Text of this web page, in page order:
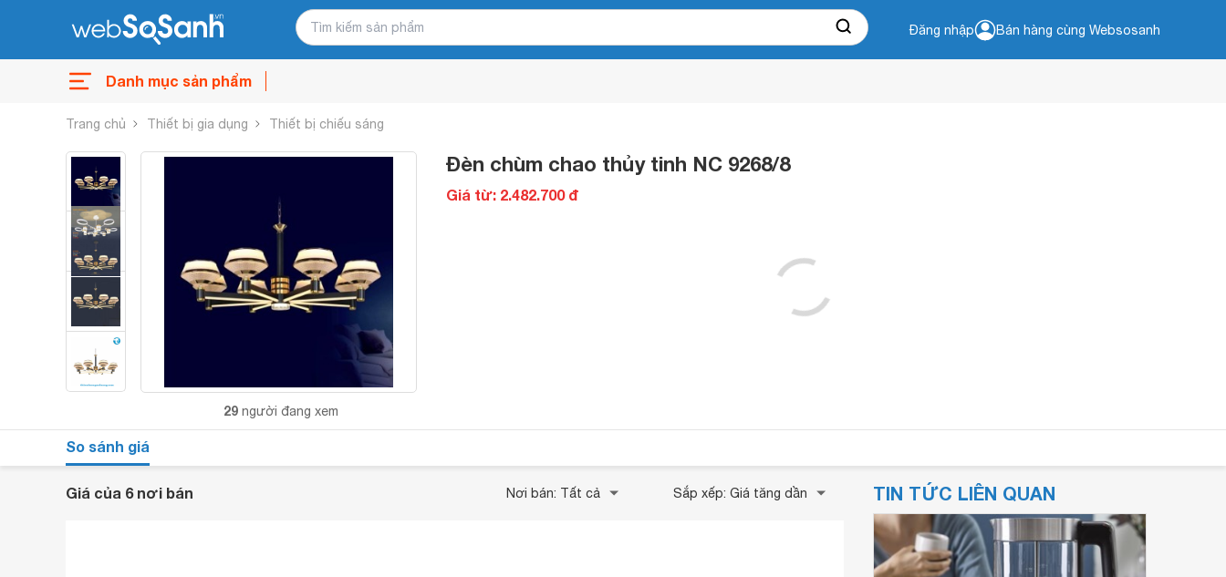
Đăng nhập Bán hàng cùng Websosanh
Danh mục sản phẩm
Trang chủ Thiết bị gia dụng Thiết bị chiếu sáng
29 người đang xem
Đèn chùm chao thủy tinh NC 9268/8
Giá từ: 2.482.700 đ
So sánh giá
Giá của 6 nơi bán Nơi bán: Tất cả Sắp xếp: Giá tăng dần TIN TỨC LIÊN QUAN